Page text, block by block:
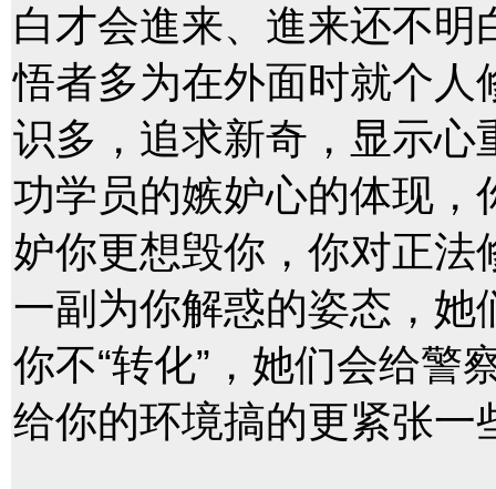
白才会進来、進来还不
悟者多为在外面时就个
识多，追求新奇，显示
功学员的嫉妒心的体现
妒你更想毁你，你对正
一副为你解惑的姿态，
你不“转化”，她们会给警
给你的环境搞的更紧张一